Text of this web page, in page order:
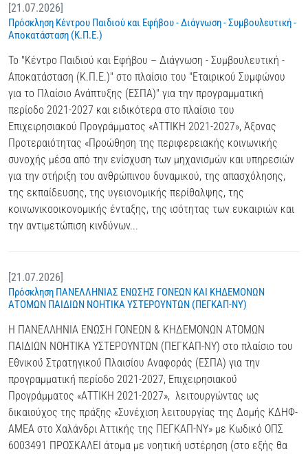
[21.07.2026]
Πρόσκληση Κέντρου Παιδιού και Εφήβου - Διάγνωση - Συμβουλευτική -
Αποκατάσταση (Κ.Π.Ε.)
Το "Κέντρο Παιδιού και Εφήβου – Διάγνωση - Συμβουλευτική -
Αποκατάσταση (Κ.Π.Ε.)" στο πλαίσιο του "Εταιρικού Συμφώνου
για το Πλαίσιο Ανάπτυξης (ΕΣΠΑ)" για την προγραμματική
περίοδο 2021-2027 και ειδικότερα στο πλαίσιο του
Επιχειρησιακού Προγράμματος «ΑΤΤΙΚΗ 2021-2027», Άξονας
Προτεραιότητας «Προώθηση της περιφερειακής κοινωνικής
συνοχής μέσα από την ενίσχυση των μηχανισμών και υπηρεσιών
για την στήριξη του ανθρώπινου δυναμικού, της απασχόλησης,
της εκπαίδευσης, της υγειονομικής περίθαλψης, της
κοινωνικοοικονομικής ένταξης, της ισότητας των ευκαιριών και
την αντιμετώπιση κινδύνων...
[21.07.2026]
Πρόσκληση ΠΑΝΕΛΛΗΝΙΑΣ ΕΝΩΣΗΣ ΓΟΝΕΩΝ ΚΑΙ ΚΗΔΕΜΟΝΩΝ
ΑΤΟΜΩΝ ΠΑΙΔΙΩΝ ΝΟΗΤΙΚΑ ΥΣΤΕΡΟΥΝΤΩΝ (ΠΕΓΚΑΠ-ΝΥ)
Η ΠΑΝΕΛΛΗΝΙΑ ΕΝΩΣΗ ΓΟΝΕΩΝ & ΚΗΔΕΜΟΝΩΝ ΑΤΟΜΩΝ
ΠΑΙΔΙΩΝ ΝΟΗΤΙΚΑ ΥΣΤΕΡΟΥΝΤΩΝ (ΠΕΓΚΑΠ-ΝΥ) στο πλαίσιο του
Εθνικού́ Στρατηγικού́ Πλαισίου Αναφοράς (ΕΣΠΑ) για την
προγραμματική́ περίοδο 2021-2027, Επιχειρησιακού́
Προγράμματος «ΑΤΤΙΚΗ 2021-2027», λειτουργώντας ως
δικαιούχος της πράξης «Συνέχιση λειτουργίας της Δομής ΚΔΗΦ-
ΑΜΕΑ στο Χαλάνδρι Αττικής της ΠΕΓΚΑΠ-ΝΥ» με Κωδικό ΟΠΣ
6003491 ΠΡΟΣΚΑΛΕΙ άτομα με νοητική υστέρηση (στο εξής θα